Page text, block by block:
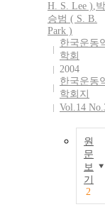
H. S. Lee ),박
승범 ( S. B.
Park )
한국운동
학회
2004
한국운동
학회지
Vol.14
원
문
보
기
2